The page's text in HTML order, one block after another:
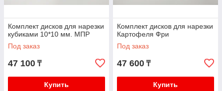
Комплект дисков для нарезки
кубиками 10*10 мм. МПР
Под заказ
47 100 ₸
Купить
Комплект дисков для нарезки
Картофеля Фри
Под заказ
47 600 ₸
Купить